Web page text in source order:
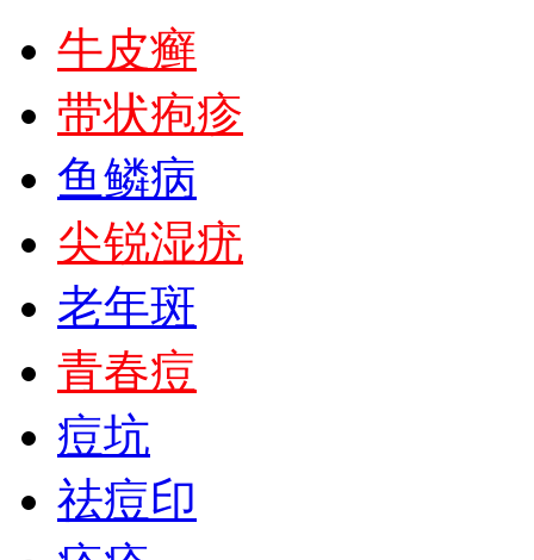
牛皮癣
带状疱疹
鱼鳞病
尖锐湿疣
老年斑
青春痘
痘坑
祛痘印